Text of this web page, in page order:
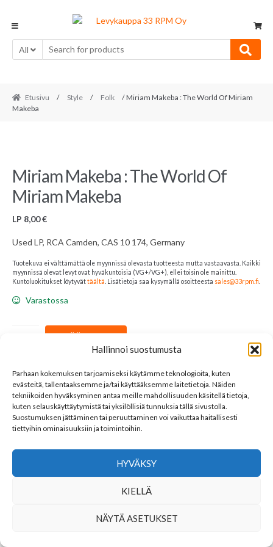
Hallinnoi suostumusta
Parhaan kokemuksen tarjoamiseksi käytämme teknologioita, kuten
evästeitä, tallentaaksemme ja/tai käyttääksemme laitetietoja. Näiden
tekniikoiden hyväksyminen antaa meille mahdollisuuden käsitellä tietoja,
kuten selauskäyttäytymistä tai yksilöllisiä tunnuksia tällä sivustolla.
Suostumuksen jättäminen tai peruuttaminen voi vaikuttaa haitallisesti
tiettyihin ominaisuuksiin ja toimintoihin.
HYVÄKSY
KIELLÄ
NÄYTÄ ASETUKSET
navigation
content
All
Etusivu / Style / Folk
/ Miriam Makeba : The World Of Miriam
Makeba
Miriam Makeba : The World Of
Miriam Makeba
LP 8,00€
Used LP, RCA Camden, CAS 10 174, Germany
Tuotekuva ei välttämättä ole myynnissä olevasta tuotteesta mutta vastaavasta. Kaikki
myynnissä olevat levyt ovat hyväkuntoisia (VG+/VG+), ellei toisin ole mainittu.
Kuntoluokitukset löytyvättäältä . Lisätietoja saa kysymällä osoitteesta sales@33rpm.fi
Varastossa
The
World
Of
Miriam
Makeba
määrä
LISÄÄ KORIIN
Osastot: Folk,LP,Vinyl
Avainsana tuotteelleMiriam Makeba
LINKKEJÄ
YHTEYSTIEDOT
SEURAA MEITÄ